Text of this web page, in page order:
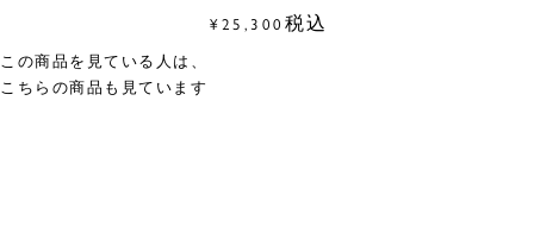
¥25,300 税込
この商品を見ている人は、
こちらの商品も見ています